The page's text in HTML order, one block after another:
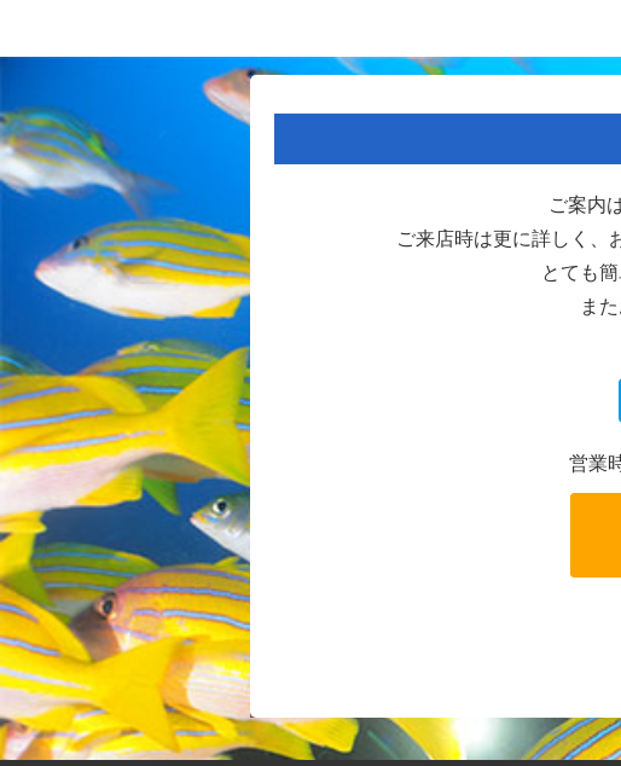
ご案内
ご来店時は更に詳しく、
とても
ま
営業